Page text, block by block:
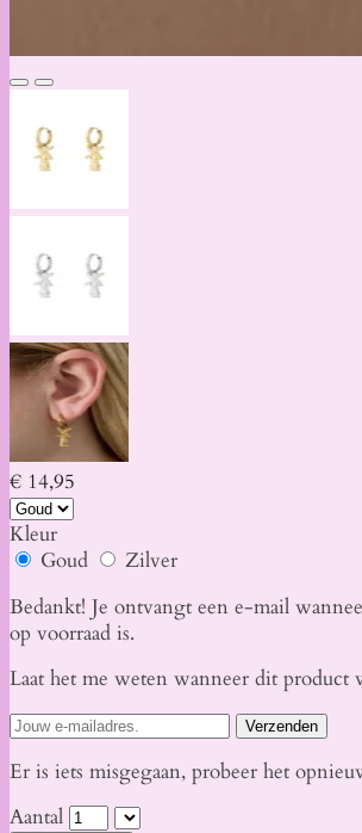
€ 14,95
Kleur
Goud
Zilver
Bedankt! Je ontvangt een e-mail
op voorraad is.
Laat het me weten wanneer dit product
Verzenden
Er is iets misgegaan, probeer het
Aantal